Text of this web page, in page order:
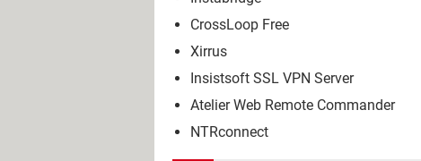
CrossLoop Free
Xirrus
Insistsoft SSL VPN Server
Atelier Web Remote Commander
NTRconnect